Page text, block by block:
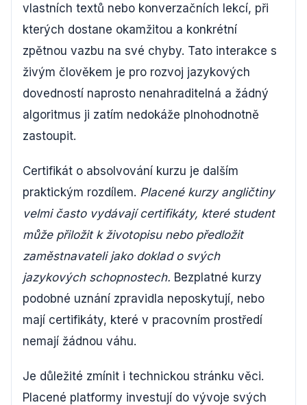
vlastních textů nebo konverzačních lekcí, při
kterých dostane okamžitou a konkrétní
zpětnou vazbu na své chyby. Tato interakce s
živým člověkem je pro rozvoj jazykových
dovedností naprosto nenahraditelná a žádný
algoritmus ji zatím nedokáže plnohodnotně
zastoupit.
Certifikát o absolvování kurzu je dalším
praktickým rozdílem. Placené kurzy angličtiny
velmi často vydávají certifikáty, které student
může přiložit k životopisu nebo předložit
zaměstnavateli jako doklad o svých
jazykových schopnostech. Bezplatné kurzy
podobné uznání zpravidla neposkytují, nebo
mají certifikáty, které v pracovním prostředí
nemají žádnou váhu.
Je důležité zmínit i technickou stránku věci.
Placené platformy investují do vývoje svých